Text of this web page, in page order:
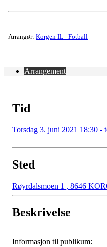
Arrangør: Korgen IL - Fotball
Arrangement
Tid
Torsdag 3. juni 2021 18:30 -
Sted
Røyrdalsmoen 1 , 8646
Beskrivelse
Informasjon til publikum: